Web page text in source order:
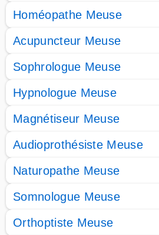
Homéopathe Meuse
Acupuncteur Meuse
Sophrologue Meuse
Hypnologue Meuse
Magnétiseur Meuse
Audioprothésiste Meuse
Naturopathe Meuse
Somnologue Meuse
Orthoptiste Meuse